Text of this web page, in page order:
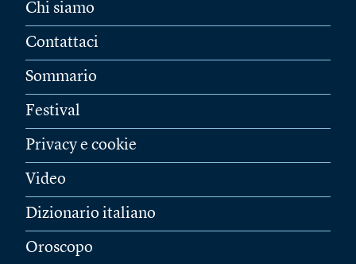
Chi siamo
Contattaci
Sommario
Festival
Privacy e cookie
Video
Dizionario italiano
Oroscopo